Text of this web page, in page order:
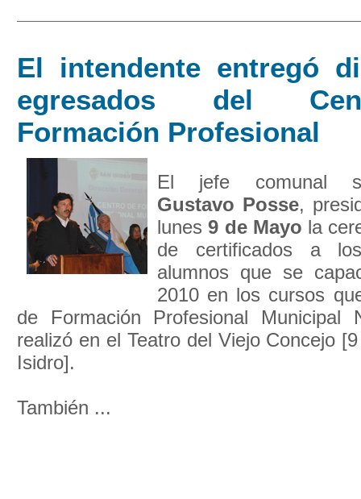
El intendente entregó
egresados del
Formación Profesional
El jefe comunal
Gustavo Posse,
lunes9 de Mayo la
de certificados a
alumnos que se
2010 en los cursos
de Formación Profesional
realizó en el Teatro del Viejo Concejo
Isidro].
También ...